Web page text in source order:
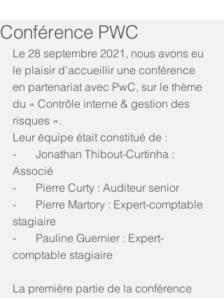
Conférence PWC
Le 28 septembre 2021, nous avons eu
le plaisir d’accueillir une conférence
en partenariat avec PwC, sur le thème
du « Contrôle interne & gestion des
risques ».
Leur équipe était constitué de :
-       Jonathan Thibout-Curtinha :
Associé
-       Pierre Curty : Auditeur senior
-       Pierre Martory : Expert-comptable
stagiaire
-       Pauline Guernier : Expert-
comptable stagiaire
La première partie de la conférence